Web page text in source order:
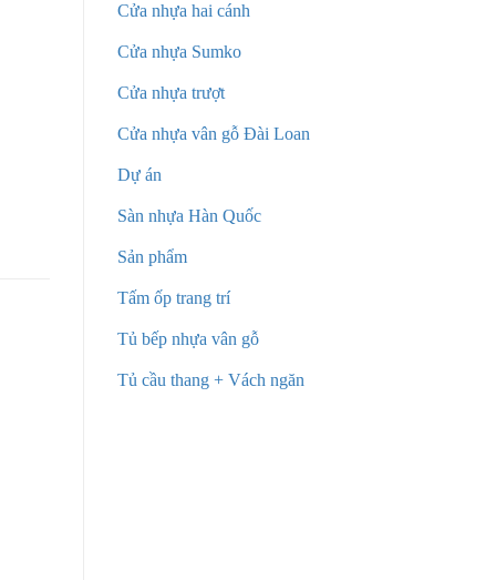
Cửa nhựa hai cánh
Cửa nhựa Sumko
Cửa nhựa trượt
Cửa nhựa vân gỗ Đài Loan
Dự án
Sàn nhựa Hàn Quốc
Sản phẩm
Tấm ốp trang trí
Tủ bếp nhựa vân gỗ
Tủ cầu thang + Vách ngăn